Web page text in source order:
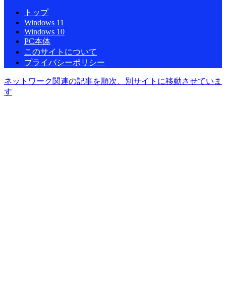
トップ
Windows 11
Windows 10
PC本体
このサイトについて
プライバシーポリシー
ネットワーク関連の記事を順次、別サイトに移動させていま
す